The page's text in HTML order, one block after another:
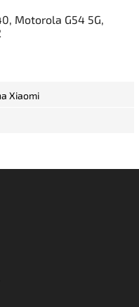
Motorola G54 5G,
Xiaomi